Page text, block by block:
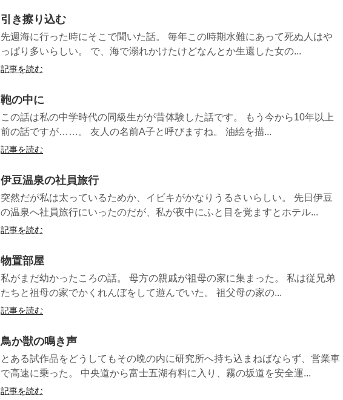
引き擦り込む
先週海に行った時にそこで聞いた話。 毎年この時期水難にあって死ぬ人はや
っぱり多いらしい。 で、海で溺れかけたけどなんとか生還した女の...
記事を読む
鞄の中に
この話は私の中学時代の同級生がが昔体験した話です。 もう今から10年以上
前の話ですが……。 友人の名前A子と呼びますね。 油絵を描...
記事を読む
伊豆温泉の社員旅行
突然だが私は太っているためか、イビキがかなりうるさいらしい。 先日伊豆
の温泉へ社員旅行にいったのだが、私が夜中にふと目を覚ますとホテル...
記事を読む
物置部屋
私がまだ幼かったころの話。 母方の親戚が祖母の家に集まった。 私は従兄弟
たちと祖母の家でかくれんぼをして遊んでいた。 祖父母の家の...
記事を読む
鳥か獣の鳴き声
とある試作品をどうしてもその晩の内に研究所へ持ち込まねばならず、営業車
で高速に乗った。 中央道から富士五湖有料に入り、霧の坂道を安全運...
記事を読む